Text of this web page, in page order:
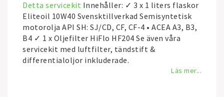
Detta servicekit Innehåller: ✓ 3 x 1 liters flaskor
Eliteoil 10W40 Svensktillverkad Semisyntetisk
motorolja API SH: SJ/CD, CF, CF-4 • ACEA A3, B3,
B4 ✓ 1 x Oljefilter HiFlo HF204 Se även våra
servicekit med luftfilter, tändstift &
differentialoljor inkluderade.
Läs mer...